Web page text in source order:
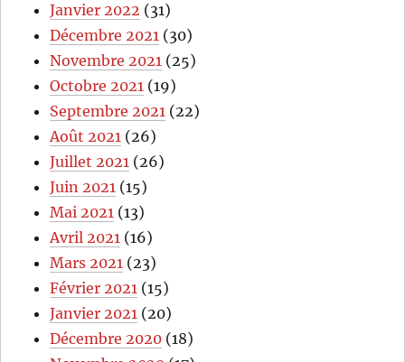
Janvier 2022 (31)
Décembre 2021 (30)
Novembre 2021 (25)
Octobre 2021 (19)
Septembre 2021 (22)
Août 2021 (26)
Juillet 2021 (26)
Juin 2021 (15)
Mai 2021 (13)
Avril 2021 (16)
Mars 2021 (23)
Février 2021 (15)
Janvier 2021 (20)
Décembre 2020 (18)